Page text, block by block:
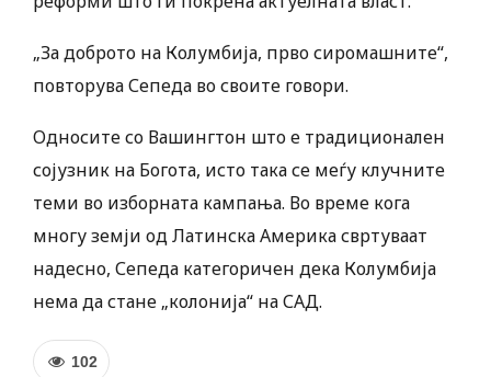
„За доброто на Колумбија, прво сиромашните“,
повторува Сепеда во своите говори.
Односите со Вашингтон што е традиционален
сојузник на Богота, исто така се меѓу клучните
теми во изборната кампања. Во време кога
многу земји од Латинска Америка свртуваат
надесно, Сепеда категоричен дека Колумбија
нема да стане „колонија“ на САД.
102